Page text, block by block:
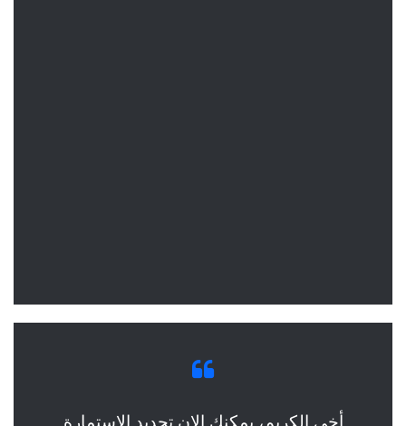
أخي الكريم، يمكنك الان تجديد الاستمارة